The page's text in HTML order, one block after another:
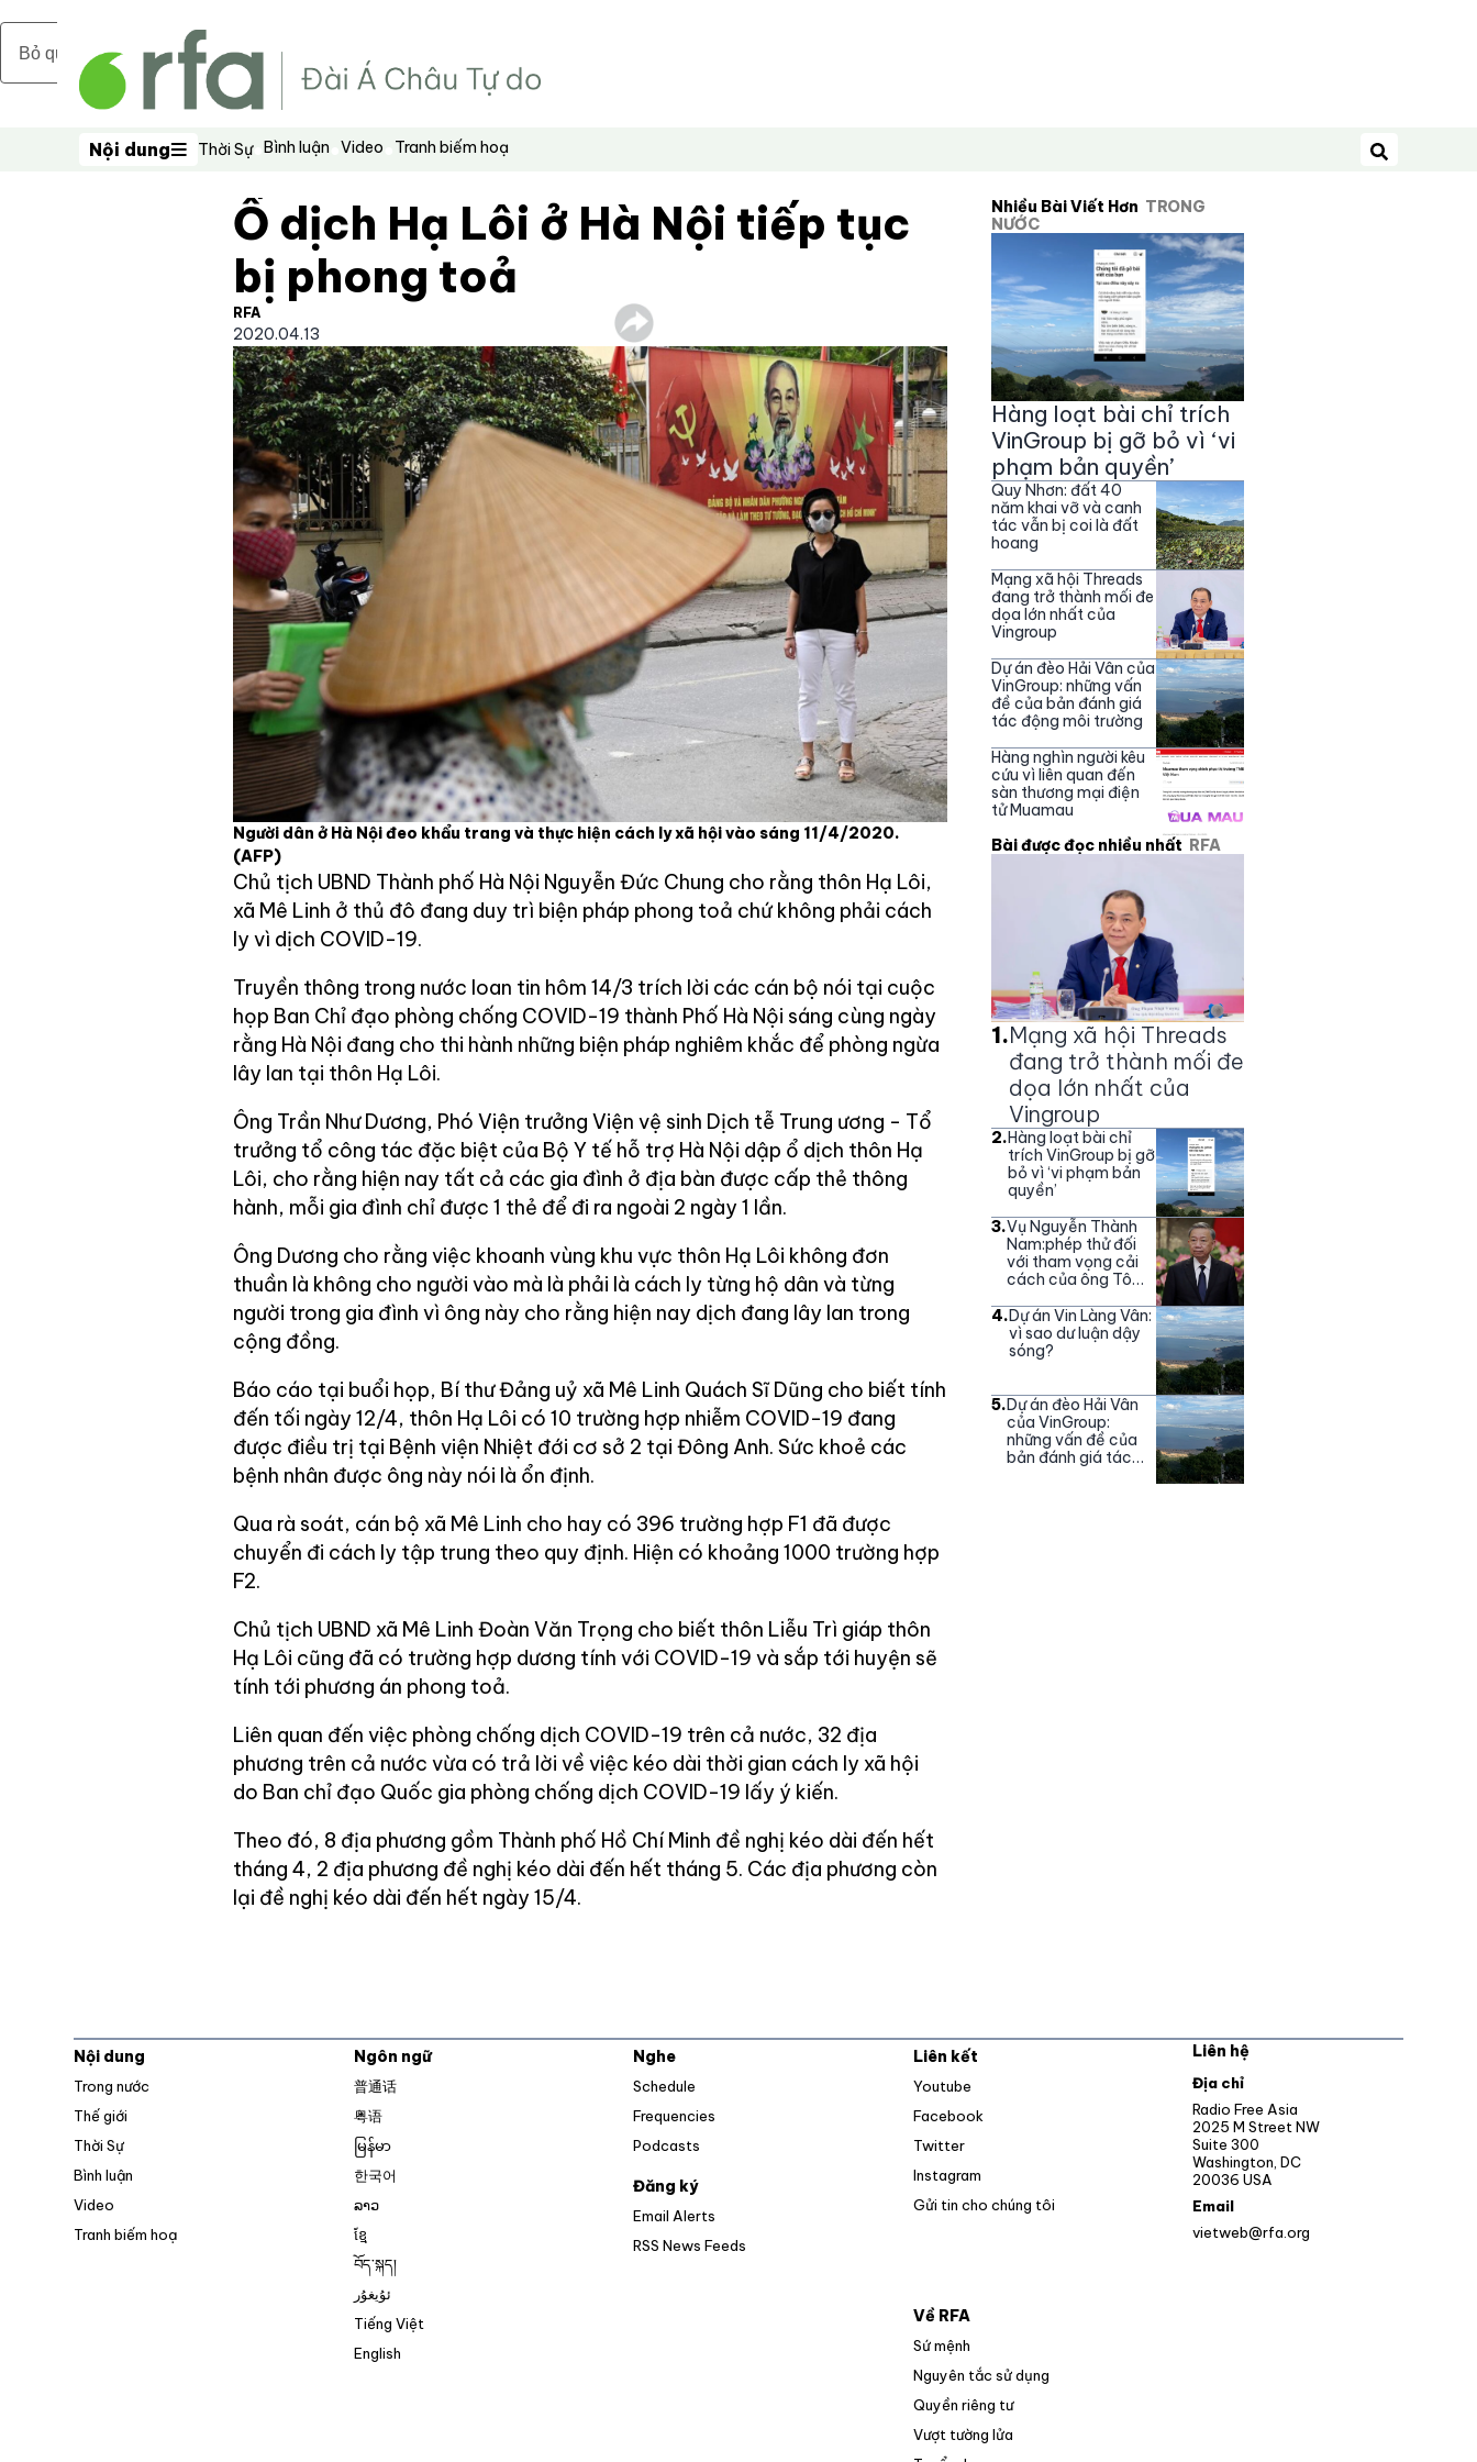
Bỏ qua nội dung chính
Nội dung
Nội dung Thời Sự Bình luận Video Tranh biếm hoạ
Tìm kiếm
Ổ dịch Hạ Lôi ở Hà Nội tiếp tục
bị phong toả
RFA
2020.04.13
Người dân ở Hà Nội đeo khẩu trang và thực hiện cách ly xã hội vào sáng 11/4/2020.
(AFP)
Chủ tịch UBND Thành phố Hà Nội Nguyễn Đức Chung cho rằng thôn Hạ Lôi,
xã Mê Linh ở thủ đô đang duy trì biện pháp phong toả chứ không phải cách
ly vì dịch COVID-19.
Truyền thông trong nước loan tin hôm 14/3 trích lời các cán bộ nói tại cuộc
họp Ban Chỉ đạo phòng chống COVID-19 thành Phố Hà Nội sáng cùng ngày
rằng Hà Nội đang cho thi hành những biện pháp nghiêm khắc để phòng ngừa
lây lan tại thôn Hạ Lôi.
Ông Trần Như Dương, Phó Viện trưởng Viện vệ sinh Dịch tễ Trung ương - Tổ
trưởng tổ công tác đặc biệt của Bộ Y tế hỗ trợ Hà Nội dập ổ dịch thôn Hạ
Lôi, cho rằng hiện nay tất cả các gia đình ở địa bàn được cấp thẻ thông
hành, mỗi gia đình chỉ được 1 thẻ để đi ra ngoài 2 ngày 1 lần.
Ông Dương cho rằng việc khoanh vùng khu vực thôn Hạ Lôi không đơn
thuần là không cho người vào mà là phải là cách ly từng hộ dân và từng
người trong gia đình vì ông này cho rằng hiện nay dịch đang lây lan trong
cộng đồng.
Báo cáo tại buổi họp, Bí thư Đảng uỷ xã Mê Linh Quách Sĩ Dũng cho biết tính
đến tối ngày 12/4, thôn Hạ Lôi có 10 trường hợp nhiễm COVID-19 đang
được điều trị tại Bệnh viện Nhiệt đới cơ sở 2 tại Đông Anh. Sức khoẻ các
bệnh nhân được ông này nói là ổn định.
Qua rà soát, cán bộ xã Mê Linh cho hay có 396 trường hợp F1 đã được
chuyển đi cách ly tập trung theo quy định. Hiện có khoảng 1000 trường hợp
F2.
Chủ tịch UBND xã Mê Linh Đoàn Văn Trọng cho biết thôn Liễu Trì giáp thôn
Hạ Lôi cũng đã có trường hợp dương tính với COVID-19 và sắp tới huyện sẽ
tính tới phương án phong toả.
Liên quan đến việc phòng chống dịch COVID-19 trên cả nước, 32 địa
phương trên cả nước vừa có trả lời về việc kéo dài thời gian cách ly xã hội
do Ban chỉ đạo Quốc gia phòng chống dịch COVID-19 lấy ý kiến.
Theo đó, 8 địa phương gồm Thành phố Hồ Chí Minh đề nghị kéo dài đến hết
tháng 4, 2 địa phương đề nghị kéo dài đến hết tháng 5. Các địa phương còn
lại đề nghị kéo dài đến hết ngày 15/4.
Nhiều Bài Viết Hơn TRONG
NƯỚC
Hàng loạt bài chỉ trích
VinGroup bị gỡ bỏ vì ‘vi
phạm bản quyền’
Quy Nhơn: đất 40
năm khai vỡ và canh
tác vẫn bị coi là đất
hoang
Mạng xã hội Threads
đang trở thành mối đe
dọa lớn nhất của
Vingroup
Dự án đèo Hải Vân của
VinGroup: những vấn
đề của bản đánh giá
tác động môi trường
Hàng nghìn người kêu
cứu vì liên quan đến
sàn thương mại điện
tử Muamau
Bài được đọc nhiều nhất RFA
1.Mạng xã hội Threads
đang trở thành mối đe
dọa lớn nhất của
Vingroup
2.Hàng loạt bài chỉ
trích VinGroup bị gỡ
bỏ vì ‘vi phạm bản
quyền’
3.Vụ Nguyễn Thành
Nam:phép thử đối
với tham vọng cải
cách của ông Tô
4.Dự án Vin Làng Vân:
vì sao dư luận dậy
sóng?
5.Dự án đèo Hải Vân
của VinGroup:
những vấn đề của
bản đánh giá tác
Nội dung
Trong nước
Thế giới
Thời Sự
Bình luận
Video
Tranh biếm hoạ
Ngôn ngữ
普通话
粤语
မြန်မာ
한국어
ລາວ
ខ្មែ
བོད་སྐད།
ئۇيغۇر
Tiếng Việt
English
Nghe
Schedule
Frequencies
Podcasts
Đăng ký
Email Alerts
RSS News Feeds
Liên kết
Youtube
Facebook
Twitter
Instagram
Gửi tin cho chúng tôi
Về RFA
Sứ mệnh
Nguyên tắc sử dụng
Quyền riêng tư
Vượt tường lửa
Liên hệ
Địa chỉ
Radio Free Asia
2025 M Street NW
Suite 300
Washington, DC
20036 USA
Email
vietweb@rfa.org